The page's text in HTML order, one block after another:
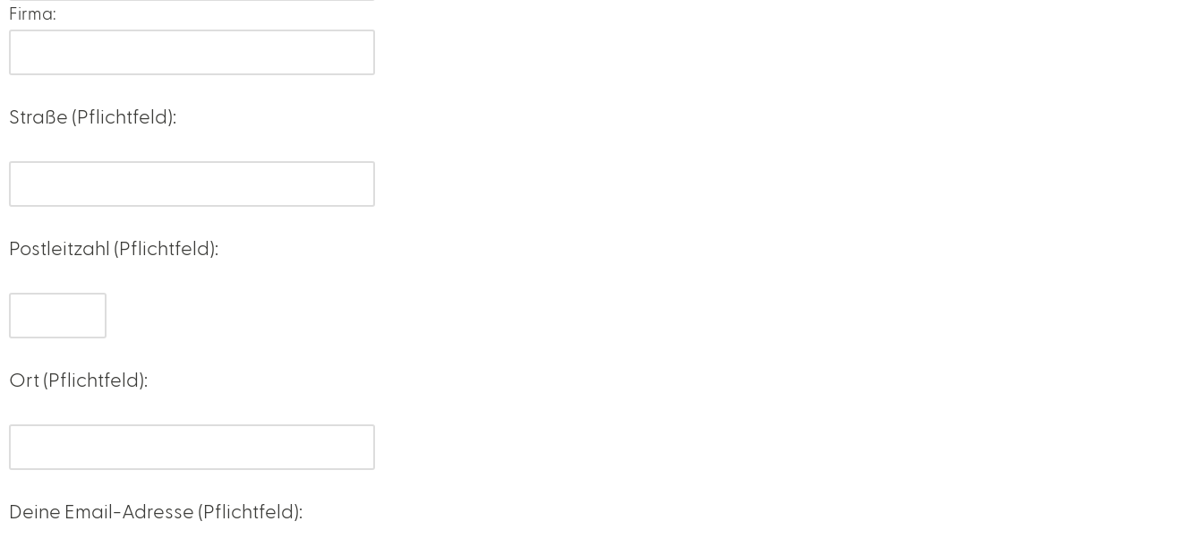
Firma:
Straße (Pflichtfeld):
Postleitzahl (Pflichtfeld):
Ort (Pflichtfeld):
Deine Email-Adresse (Pflichtfeld):